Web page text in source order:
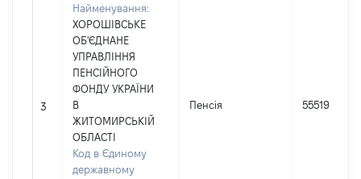
3
Найменування:
ХОРОШІВСЬКЕ
ОБ'ЄДНАНЕ
УПРАВЛІННЯ
ПЕНСІЙНОГО
ФОНДУ УКРАЇНИ
В
ЖИТОМИРСЬКІЙ
ОБЛАСТІ
Код в Єдиному
державному
Пенсія 55519